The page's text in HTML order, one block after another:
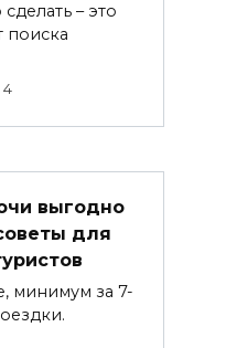
– это
поиска
4
выгодно
для
минимум за 7-